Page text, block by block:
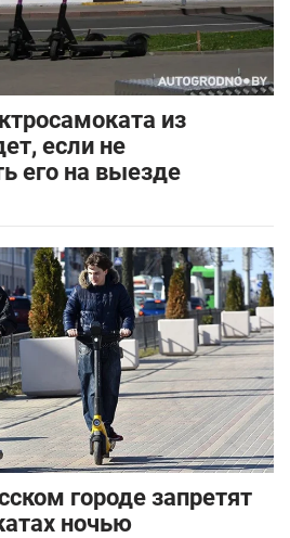
из
если не
его на выезде
городе запретят
ночью